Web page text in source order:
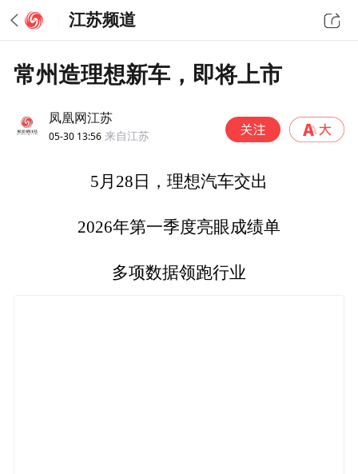
江苏频道
常州造理想新车，即将上市
凤凰网江苏
05-30 13:56 来自江苏
5月28日，理想汽车交出
2026年第一季度亮眼成绩单
多项数据领跑行业